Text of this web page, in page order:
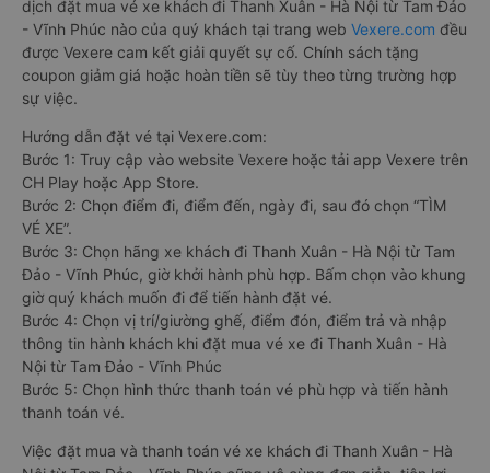
dịch đặt mua vé xe khách đi Thanh Xuân - Hà Nội từ Tam Đảo
- Vĩnh Phúc nào của quý khách tại trang web Vexere.com đều
được Vexere cam kết giải quyết sự cố. Chính sách tặng
coupon giảm giá hoặc hoàn tiền sẽ tùy theo từng trường hợp
sự việc.
Hướng dẫn đặt vé tại Vexere.com:
Bước 1: Truy cập vào website Vexere hoặc tải app Vexere trên
CH Play hoặc App Store.
Bước 2: Chọn điểm đi, điểm đến, ngày đi, sau đó chọn “TÌM
VÉ XE”.
Bước 3: Chọn hãng xe khách đi Thanh Xuân - Hà Nội từ Tam
Đảo - Vĩnh Phúc, giờ khởi hành phù hợp. Bấm chọn vào khung
giờ quý khách muốn đi để tiến hành đặt vé.
Bước 4: Chọn vị trí/giường ghế, điểm đón, điểm trả và nhập
thông tin hành khách khi đặt mua vé xe đi Thanh Xuân - Hà
Nội từ Tam Đảo - Vĩnh Phúc
Bước 5: Chọn hình thức thanh toán vé phù hợp và tiến hành
thanh toán vé.
Việc đặt mua và thanh toán vé xe khách đi Thanh Xuân - Hà